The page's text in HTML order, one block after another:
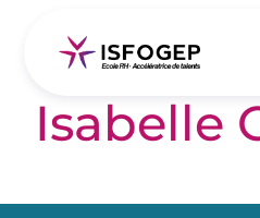
Author
Isabelle